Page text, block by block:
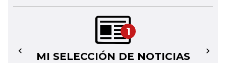
1
MI SELECCIÓN DE NOTICIAS
← →